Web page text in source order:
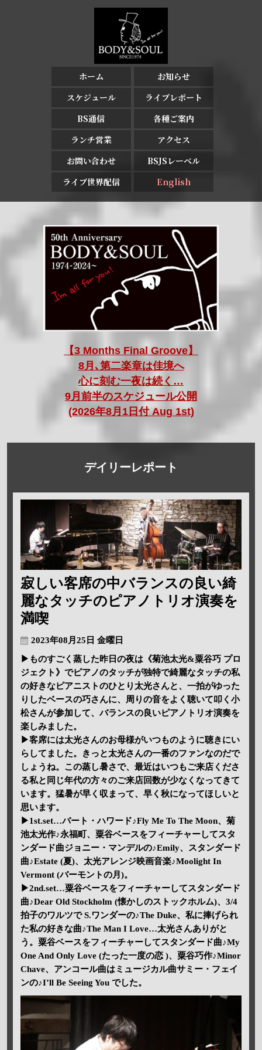
ホーム
お知らせ
スケジュール
ライブレポート
BS通信
各種ご案内
ランチ営業
アクセス
お問い合わせ
BSJSレーベル
ライブ世界配信
English
【3 Months Final Groove】
8月､第二楽章は佳境へ
心に刻む一夜は続く…
9月前半のスケジュール公開
(2026年8月1日付 Aug 1st)
デイリーレポート
寂しい客席の中バランスの良い綺
麗なタッチのピアノトリオ演奏を
満喫
2023年08月25日 金曜日
▶ものすごく蒸した昨日の夜は《菊池太光&粟谷巧 プロ
ジェクト》でピアノのタッチが独特で綺麗なタッチの私
の好きなピアニストのひとり太光さんと、一拍がゆった
りしたベースの巧さんに、周りの音をよく聴いて叩く小
松さんが参加して、バランスの良いピアノトリオ演奏を
楽しみました。
▶客席には太光さんのお母様がいつものように聴きにい
らしてました。きっと太光さんの一番のファンなのだで
しょうね。この蒸し暑さで、最近はいつもご来店くださ
る私と同じ年代の方々のご来店回数が少なくなってきて
います。猛暑が早く収まって、早く秋になってほしいと
思います。
▶1st.set…バート・ハワード♪Fly Me To The Moon、菊
池太光作♪永福町、粟谷ベースをフィーチャーしてスタ
ンダード曲ジョニー・マンデルの♪Emily、スタンダード
曲♪Estate (夏)、太光アレンジ映画音楽♪Moolight In
Vermont (バーモントの月)。
▶2nd.set…粟谷ベースをフィーチャーしてスタンダード
曲♪Dear Old Stockholm (懐かしのストックホルム)、3/4
拍子のワルツで S.ワンダーの♪The Duke、私に捧げられ
た私の好きな曲♪The Man I Love…太光さんありがと
う。粟谷ベースをフィーチャーしてスタンダード曲♪My
One And Only Love (たった一度の恋 )、粟谷巧作♪Minor
Chave、アンコール曲はミュージカル曲サミー・フェイ
ンの♪I’ll Be Seeing You でした。